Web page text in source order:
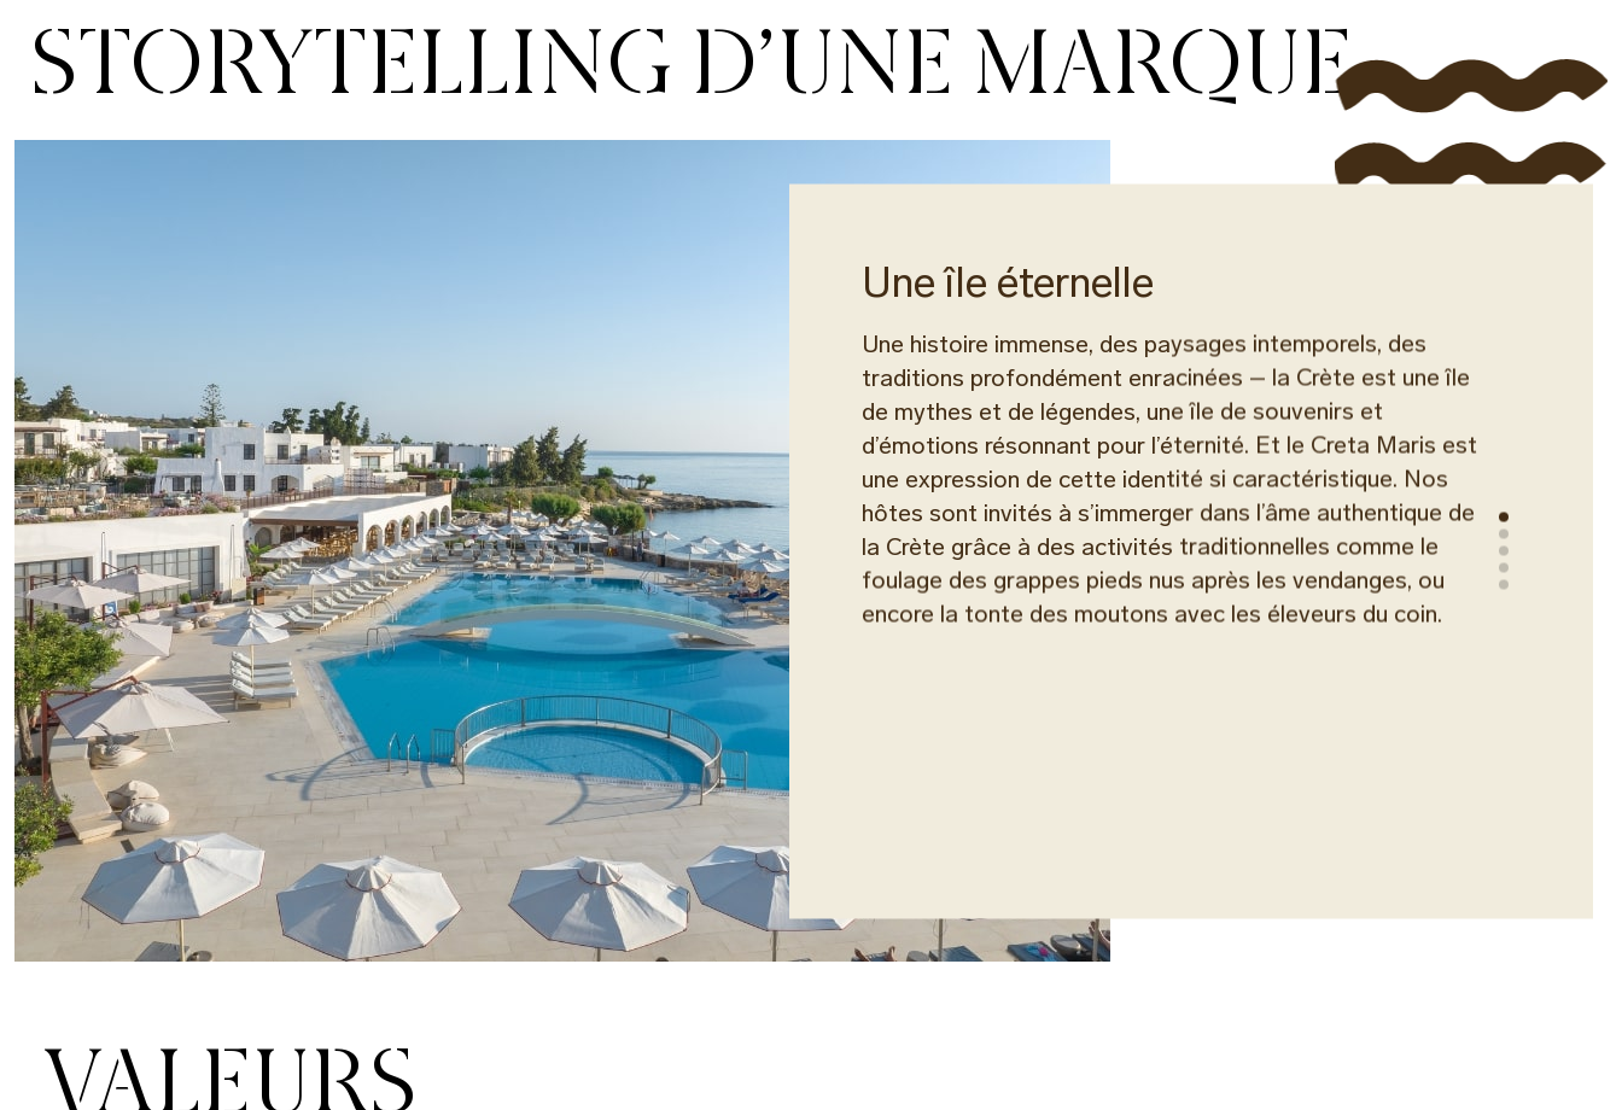
STORYTELLING D’UNE MARQUE
Une île éternelle
Une histoire immense, des paysages intemporels, des
traditions profondément enracinées – la Crète est une île
de mythes et de légendes, une île de souvenirs et
d’émotions résonnant pour l’éternité. Et le Creta Maris est
une expression de cette identité si caractéristique. Nos
hôtes sont invités à s’immerger dans l’âme authentique de
la Crète grâce à des activités traditionnelles comme le
foulage des grappes pieds nus après les vendanges, ou
encore la tonte des moutons avec les éleveurs du coin.
Construit sur le site d'une ancienne localité, le Creta Maris
considère l'antiquité et la culture comme les fondements
VALEURS